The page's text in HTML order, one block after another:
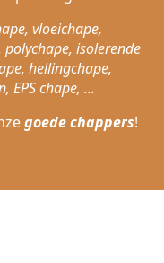
vloeichape,
isolerende
hellingchape,
EPS chape, ...
goede chappers!